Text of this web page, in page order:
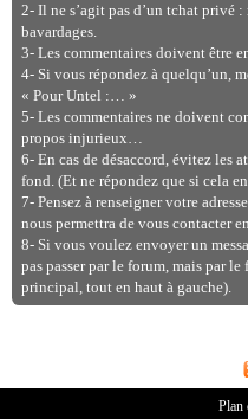
2- Il ne s’agit pas d’un tchat privé
bavardages.
3- Les commentaires doivent être
4- Si vous répondez à quelqu’un,
« Pour Untel :… »
5- Les commentaires ne doivent
propos injurieux…
6- En cas de désaccord, évitez les
fond. (Et ne répondez que si cela
7- Pensez à renseigner votre
nous permettra de vous contacter
8- Si vous voulez envoyer un
pas passer par le forum, mais par
principal, tout en haut à gauche).
Plan